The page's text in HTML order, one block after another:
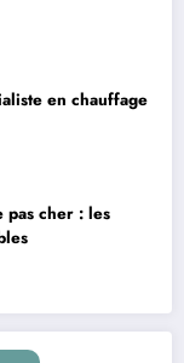
en chauffage
pas cher : les